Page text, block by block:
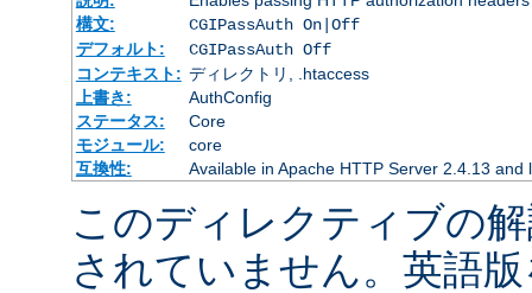
構文:
CGIPassAuth On|Off
デフォルト:
CGIPassAuth Off
コンテキスト: ディレクトリ, .htaccess
上書き:
AuthConfig
ステータス:
Core
モジュール:
core
互換性:
Available in Apache HTTP Server 2.4.13 and
このディレクティブの
されていません。英語